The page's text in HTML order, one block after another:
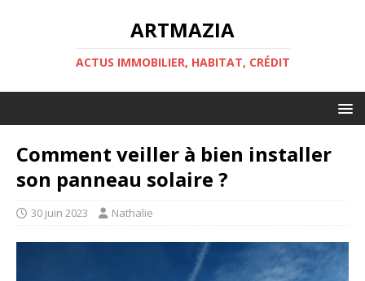
ARTMAZIA
ACTUS IMMOBILIER, HABITAT, CRÉDIT
Comment veiller à bien installer
son panneau solaire ?
30 juin 2023 Nathalie